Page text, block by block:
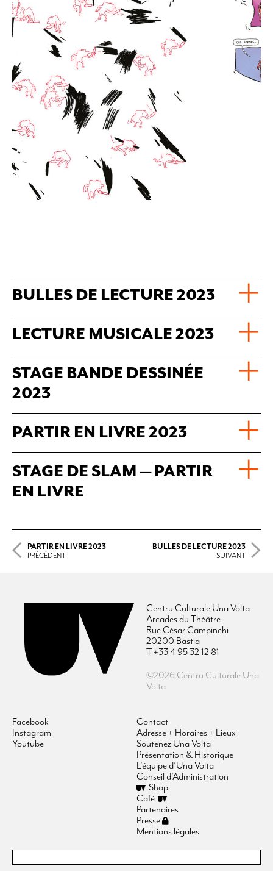
BULLES DE LECTURE 2023
LECTURE MUSICALE 2023
STAGE BANDE DESSINÉE
2023
PARTIR EN LIVRE 2023
STAGE DE SLAM — PARTIR
EN LIVRE
PARTIR EN LIVRE 2023
PRÉCÉDENT
BULLES DE LECTURE 2023
SUIVANT
Centru Culturale Una Volta
Arcades du Théâtre
Rue César Campinchi
20200 Bastia
T +33 4 95 32 12 81
©2026 Centru Culturale Una
Volta
Facebook
Instagram
Youtube
Contact
Adresse + Horaires + Lieux
Soutenez Una Volta
Présentation & Historique
L’équipe d’Una Volta
Conseil d’Administration
Shop
Café
Partenaires
Presse
Mentions légales